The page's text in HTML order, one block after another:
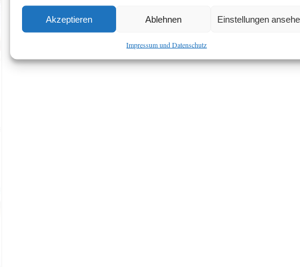
Akzeptieren Ablehnen Einstellungen
Impressum und Datenschutz